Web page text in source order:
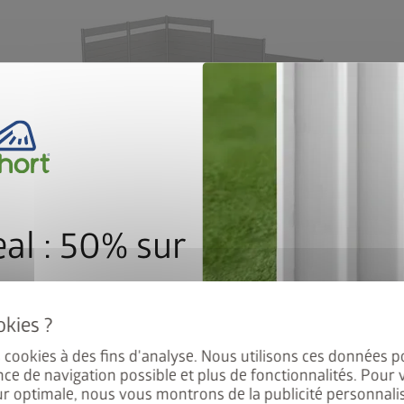
à des fins d'analyse. Nous utilisons ces données
de navigation possible et plus de fonctionnalités. Pour
optimale, nous vous montrons de la publicité
Le brise-vue peut être disposé en ligne droite ou
: 50% sur
Panorama, HighLine,
de 50% de réduction